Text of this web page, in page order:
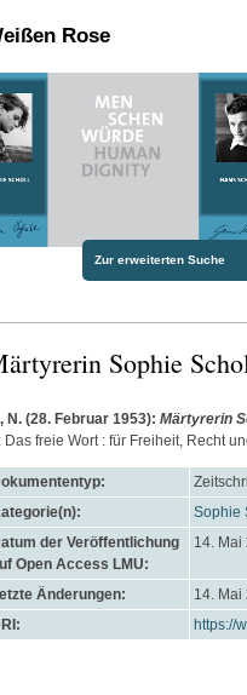
Rose
Zur erweiterten Suche
Sophie
N. (28. Februar 1953): Märtyrerin
Das freie Wort : für Freiheit, Recht
Sophie
der Veröffentlichung
Open Access LMU:
14. Mai
Änderungen:
14. Mai
https://